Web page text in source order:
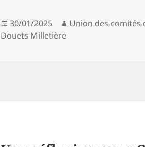
Publié
le
30/01/2025 Auteur
Union des comités
Douets Milletière